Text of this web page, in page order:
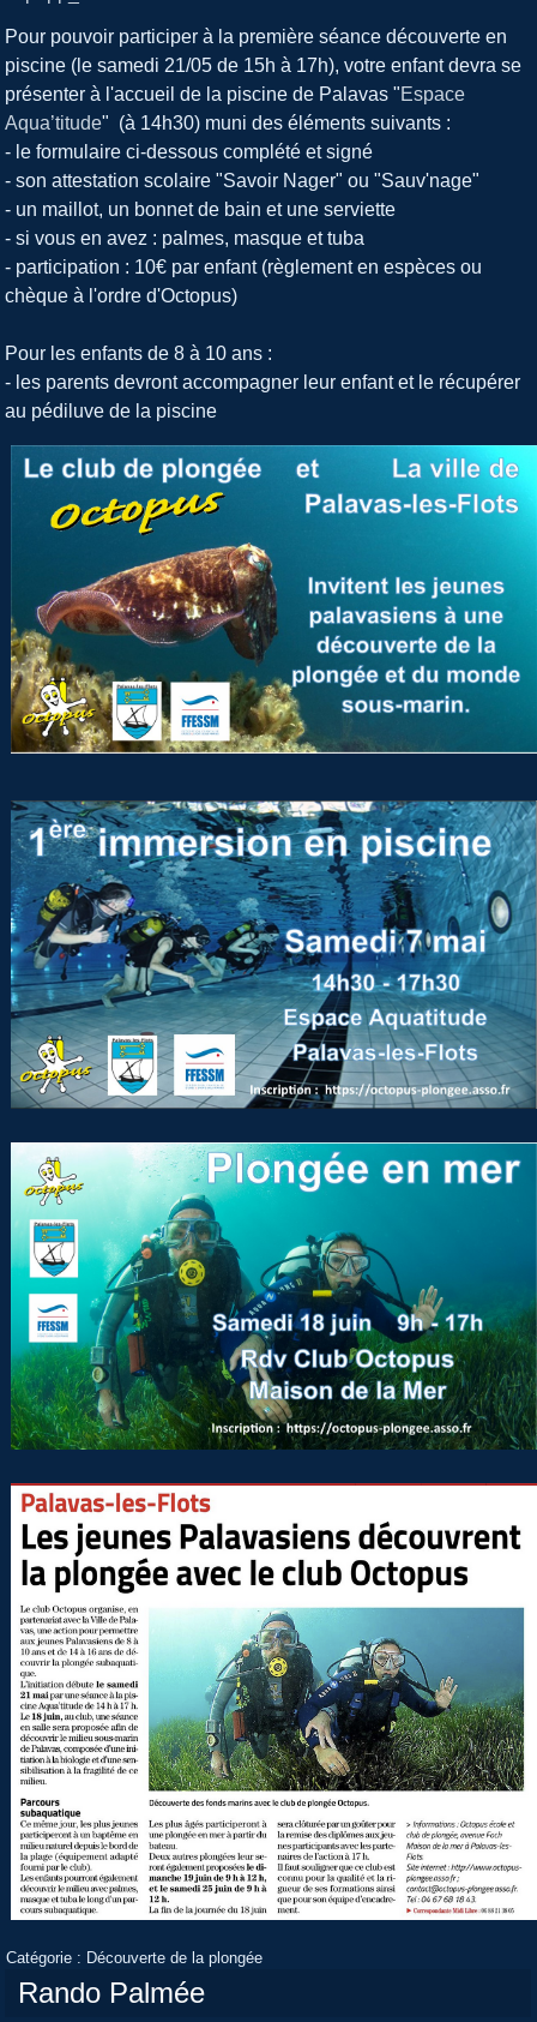
Pour pouvoir participer à la première séance découverte en
piscine (le samedi 21/05 de 15h à 17h), votre enfant devra se
présenter à l'accueil de la piscine de Palavas "Espace
Aqua’titude" (à 14h30) muni des éléments suivants :
- le formulaire ci-dessous complété et signé
- son attestation scolaire "Savoir Nager" ou "Sauv'nage"
- un maillot, un bonnet de bain et une serviette
- si vous en avez : palmes, masque et tuba
- participation : 10€ par enfant (règlement en espèces ou
chèque à l'ordre d'Octopus)
Pour les enfants de 8 à 10 ans :
- les parents devront accompagner leur enfant et le récupérer
au pédiluve de la piscine
Catégorie : Découverte de la plongée
Rando Palmée